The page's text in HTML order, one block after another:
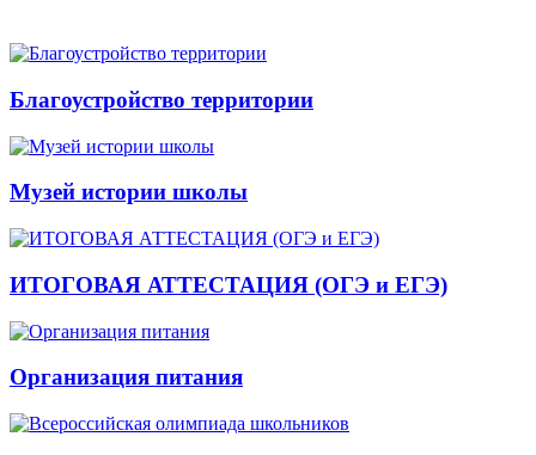
Благоустройство территории
Музей истории школы
ИТОГОВАЯ АТТЕСТАЦИЯ (ОГЭ и ЕГЭ)
Организация питания